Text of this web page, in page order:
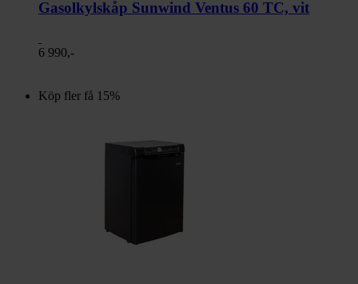
Gasolkylskåp Sunwind Ventus 60 TC, vit
6 990,-
Köp fler få 15%